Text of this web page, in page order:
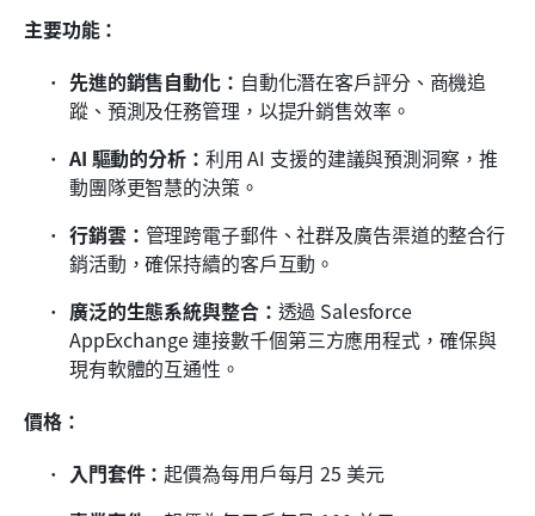
主要功能：
先進的銷售自動化： 自動化潛在客戶評分、商機追
蹤、預測及任務管理，以提升銷售效率。
AI 驅動的分析： 利用 AI 支援的建議與預測洞察，推
動團隊更智慧的決策。
行銷雲： 管理跨電子郵件、社群及廣告渠道的整合行
銷活動，確保持續的客戶互動。
廣泛的生態系統與整合： 透過 Salesforce
AppExchange 連接數千個第三方應用程式，確保與
現有軟體的互通性。
價格：
入門套件：起價為每用戶每月 25 美元